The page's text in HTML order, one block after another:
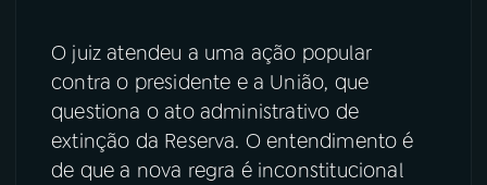
O juiz atendeu a uma ação popular
contra o presidente e a União, que
questiona o ato administrativo de
extinção da Reserva. O entendimento é
de que a nova regra é inconstitucional